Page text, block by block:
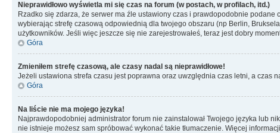
Nieprawidłowo wyświetla mi się czas na forum (w postach, w profilach, itd.)
Rzadko się zdarza, że serwer ma źle ustawiony czas i prawdopodobnie
wybierając strefę czasową odpowiednią dla twojego obszaru (np Berlin,
użytkowników. Jeśli więc jeszcze się nie zarejestrowałeś, teraz jest dobry
Góra
Zmieniłem strefę czasową, ale czasy nadal są nieprawidłowe!
Jeżeli ustawiona strefa czasu jest poprawna oraz uwzględnia czas letni, a czas
Góra
Na liście nie ma mojego języka!
Najprawdopodobniej administrator forum nie zainstalował Twojego języka lub
nie istnieje możesz sam spróbować wykonać takie tłumaczenie. Więcej